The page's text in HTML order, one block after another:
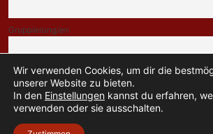
Gruppierung/en
Indem Du fortfährst, akzeptierst Du unsere
Wir verwenden Cookies, um dir die
unserer Website zu bieten.
In den Einstellungen kannst du erfahren,
verwenden oder sie ausschalten.